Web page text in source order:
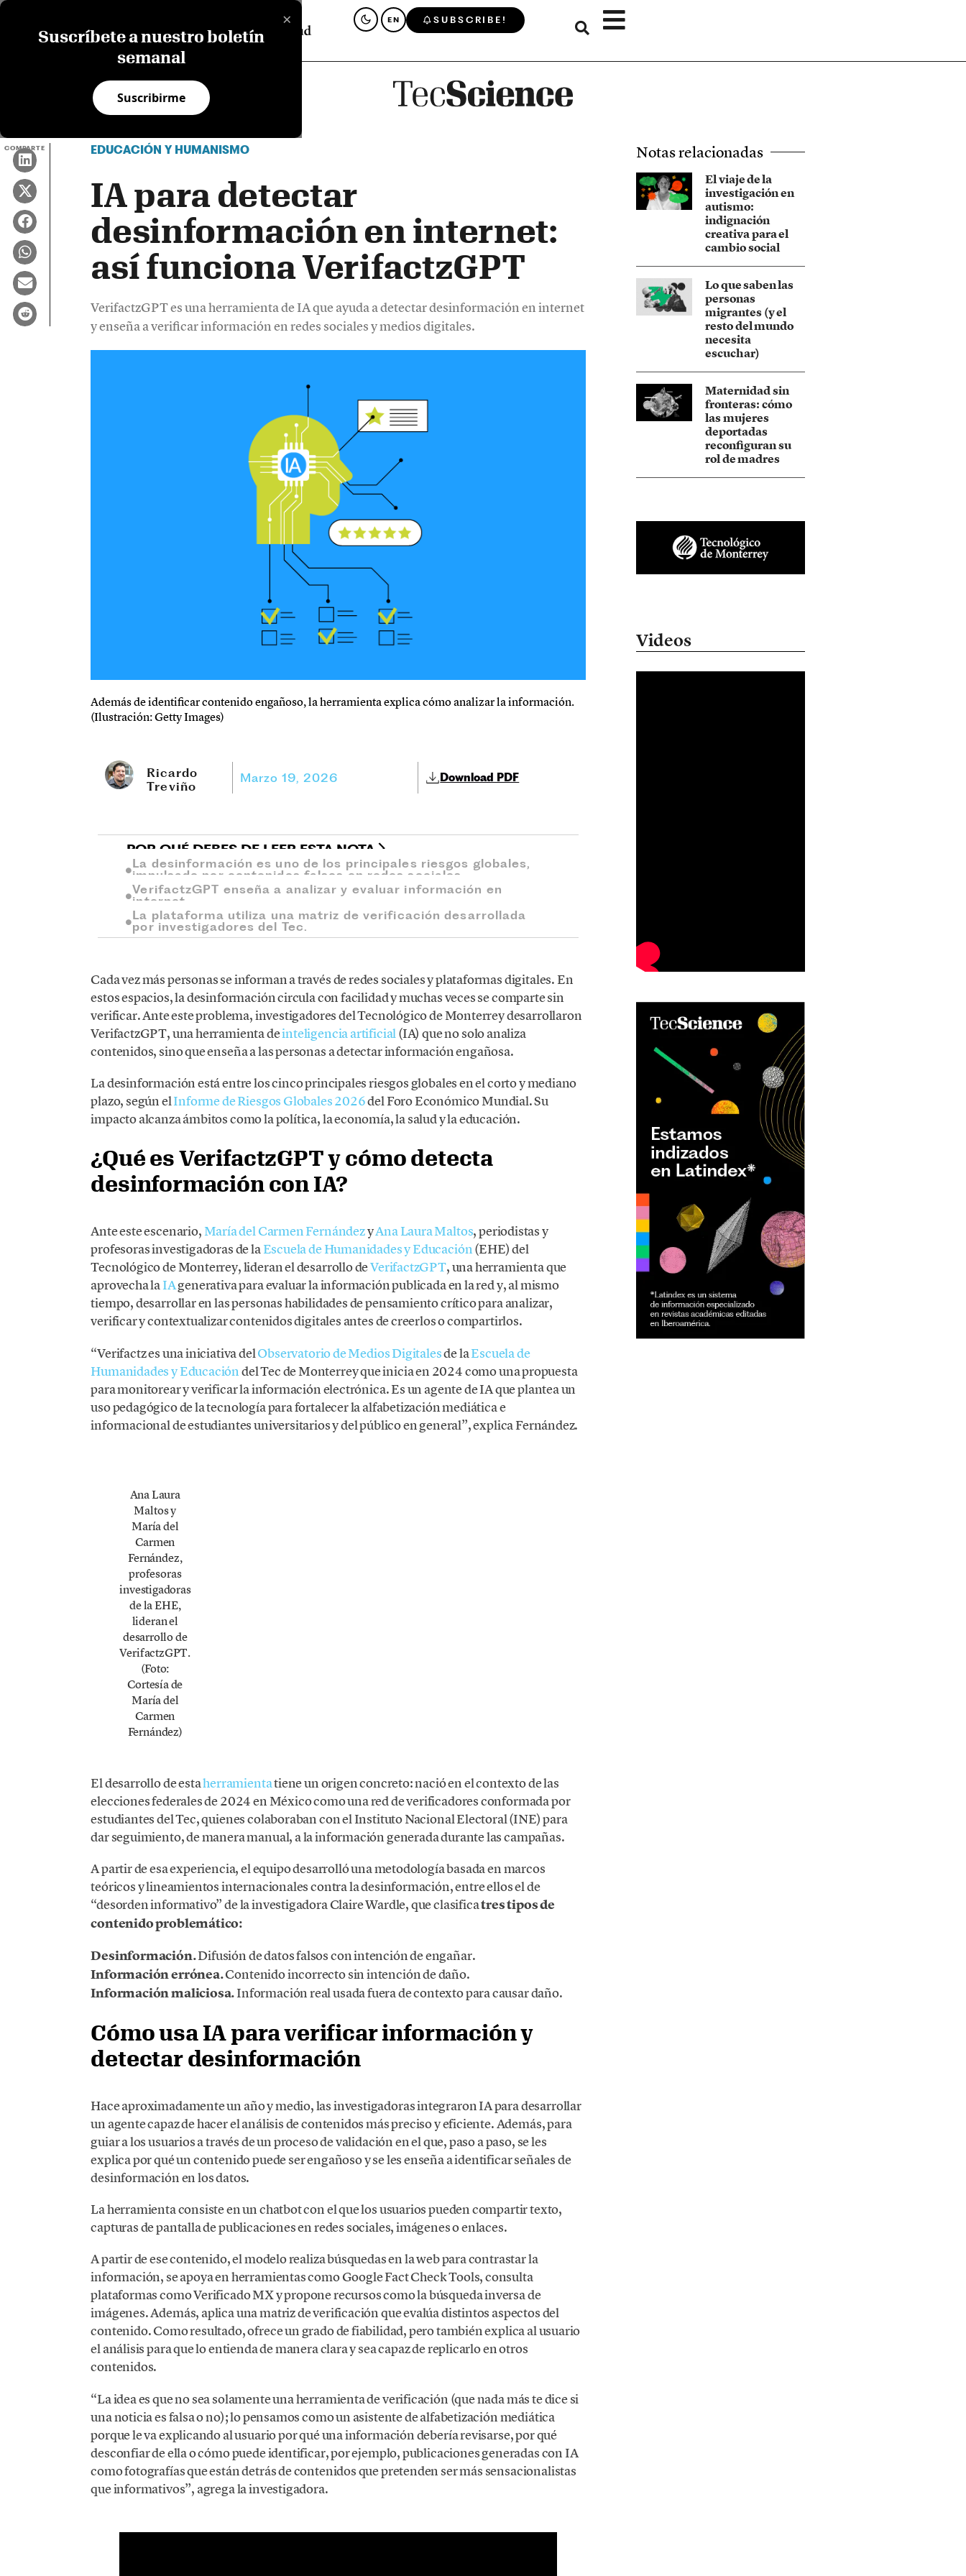
×
Suscríbete a nuestro boletín
semanal
Suscribirme
EN SUBSCRIBE!
COMPARTE EDUCACIÓN Y HUMANISMO
IA para detectar
desinformación en internet:
así funciona VerifactzGPT
VerifactzGPT es una herramienta de IA que ayuda a detectar desinformación en internet
y enseña a verificar información en redes sociales y medios digitales.
Además de identificar contenido engañoso, la herramienta explica cómo analizar la información.
(Ilustración: Getty Images)
Ricardo
Treviño
Marzo 19, 2026 Download PDF
POR QUÉ DEBES DE LEER ESTA NOTA
La desinformación es uno de los principales riesgos globales,
impulsado por contenidos falsos en redes sociales.
VerifactzGPT enseña a analizar y evaluar información en
internet.
La plataforma utiliza una matriz de verificación desarrollada
por investigadores del Tec.
Cada vez más personas se informan a través de redes sociales y plataformas digitales. En
estos espacios, la desinformación circula con facilidad y muchas veces se comparte sin
verificar. Ante este problema, investigadores del Tecnológico de Monterrey desarrollaron
VerifactzGPT, una herramienta deinteligencia artificial(IA) que no solo analiza
contenidos, sino que enseña a las personas a detectar información engañosa.
La desinformación está entre los cinco principales riesgos globales en el corto y mediano
plazo, según elInforme de Riesgos Globales 2026del Foro Económico Mundial. Su
impacto alcanza ámbitos como la política, la economía, la salud y la educación.
¿Qué es VerifactzGPT y cómo detecta
desinformación con IA?
Ante este escenario,María del Carmen FernándezyAna Laura Maltos, periodistas y
profesoras investigadoras de laEscuela de Humanidades y Educación(EHE) del
Tecnológico de Monterrey, lideran el desarrollo deVerifactzGPT, una herramienta que
aprovecha laIAgenerativa para evaluar la información publicada en la red y, al mismo
tiempo, desarrollar en las personas habilidades de pensamiento crítico para analizar,
verificar y contextualizar contenidos digitales antes de creerlos o compartirlos.
“Verifactz es una iniciativa delObservatorio de Medios Digitalesde laEscuela de
Humanidades y Educación del Tec de Monterrey que inicia en 2024 como una propuesta
para monitorear y verificar la información electrónica. Es un agente de IA que plantea un
uso pedagógico de la tecnología para fortalecer la alfabetización mediática e
informacional de estudiantes universitarios y del público en general”, explica Fernández.
Ana Laura
Maltos y
María del
Carmen
Fernández,
profesoras
investigadoras
de la EHE,
lideran el
desarrollo de
VerifactzGPT.
(Foto:
Cortesía de
María del
Carmen
Fernández)
El desarrollo de estaherramientatiene un origen concreto: nació en el contexto de las
elecciones federales de 2024 en México como una red de verificadores conformada por
estudiantes del Tec, quienes colaboraban con el Instituto Nacional Electoral (INE) para
dar seguimiento, de manera manual, a la información generada durante las campañas.
A partir de esa experiencia, el equipo desarrolló una metodología basada en marcos
teóricos y lineamientos internacionales contra la desinformación, entre ellos el de
“desorden informativo” de la investigadora Claire Wardle, que clasificatres tipos de
contenido problemático:
Desinformación.Difusión de datos falsos con intención de engañar.
Información errónea.Contenido incorrecto sin intención de daño.
Información maliciosa.Información real usada fuera de contexto para causar daño.
Cómo usa IA para verificar información y
detectar desinformación
Hace aproximadamente un año y medio, las investigadoras integraron IA para desarrollar
un agente capaz de hacer el análisis de contenidos más preciso y eficiente. Además, para
guiar a los usuarios a través de un proceso de validación en el que, paso a paso, se les
explica por qué un contenido puede ser engañoso y se les enseña a identificar señales de
desinformación en los datos.
La herramienta consiste en un chatbot con el que los usuarios pueden compartir texto,
capturas de pantalla de publicaciones en redes sociales, imágenes o enlaces.
A partir de ese contenido, el modelo realiza búsquedas en la web para contrastar la
información, se apoya en herramientas como Google Fact Check Tools, consulta
plataformas como Verificado MX y propone recursos como la búsqueda inversa de
imágenes. Además, aplica una matriz de verificación que evalúa distintos aspectos del
contenido. Como resultado, ofrece un grado de fiabilidad, pero también explica al usuario
el análisis para que lo entienda de manera clara y sea capaz de replicarlo en otros
contenidos.
“La idea es que no sea solamente una herramienta de verificación (que nada más te dice si
una noticia es falsa o no); lo pensamos como un asistente de alfabetización mediática
porque le va explicando al usuario por qué una información debería revisarse, por qué
desconfiar de ella o cómo puede identificar, por ejemplo, publicaciones generadas con IA
como fotografías que están detrás de contenidos que pretenden ser más sensacionalistas
que informativos”, agrega la investigadora.
Notas relacionadas
El viaje de la
investigación en
autismo:
indignación
creativa para el
cambio social
Lo que saben las
personas
migrantes (y el
resto del mundo
necesita
escuchar)
Maternidad sin
fronteras: cómo
las mujeres
deportadas
reconfiguran su
rol de madres
Videos